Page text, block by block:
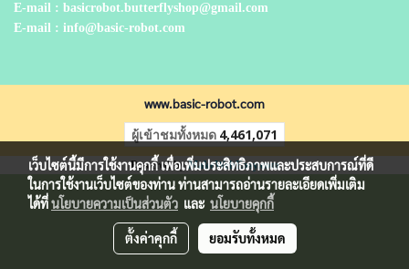
E-mail : basicrobot.butterflyshop@gmail.com
E-mail : info@basic-robot.com
www.basic-robot.com
ผู้เข้าชมทั้งหมด 4,461,071
Powered byMakeWebEasy.com
เว็บไซต์นี้มีการใช้งานคุกกี้ เพื่อเพิ่มประสิทธิภาพและประสบการณ์ที่ดี
ในการใช้งานเว็บไซต์ของท่าน ท่านสามารถอ่านรายละเอียดเพิ่มเติม
ได้ที่นโยบายความเป็นส่วนตัว และ นโยบายคุกกี้
ตั้งค่าคุกกี้ ยอมรับทั้งหมด